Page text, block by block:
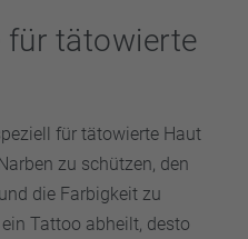
für tätowierte
für tätowierte Haut
zu schützen, den
die Farbigkeit zu
Tattoo abheilt, desto